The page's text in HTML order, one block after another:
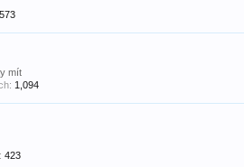
573
mít
1,094
423